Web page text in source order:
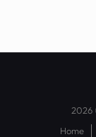
2026
Home